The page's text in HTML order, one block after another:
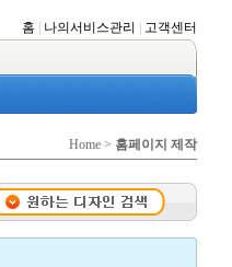
홈 나의서비스관리 고객센터
Home > 홈페이지 제작